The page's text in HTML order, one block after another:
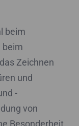
beim
beim
Zeichnen
und
-
von
Besonderheit